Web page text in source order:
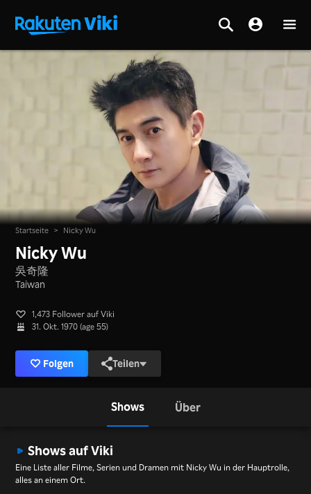
Startseite > Nicky Wu
Nicky Wu
吳奇隆
Taiwan
1,473 Follower auf Viki
31. Okt. 1970 (age 55)
Folgen Teilen
Shows Über
Shows auf Viki
Eine Liste aller Filme, Serien und Dramen mit Nicky Wu in der Hauptrolle,
alles an einem Ort.